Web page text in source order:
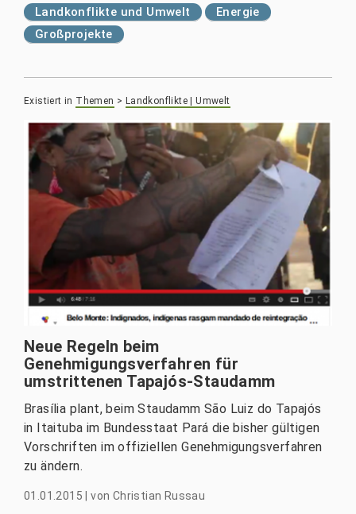
Landkonflikte und Umwelt
Energie
Großprojekte
Existiert in Themen > Landkonflikte | Umwelt
Neue Regeln beim
Genehmigungsverfahren für
umstrittenen Tapajós-Staudamm
Brasília plant, beim Staudamm São Luiz do Tapajós
in Itaituba im Bundesstaat Pará die bisher gültigen
Vorschriften im offiziellen Genehmigungsverfahren
zu ändern.
01.01.2015 |von Christian Russau